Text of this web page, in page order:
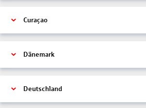
Curaçao
Dänemark
Deutschland